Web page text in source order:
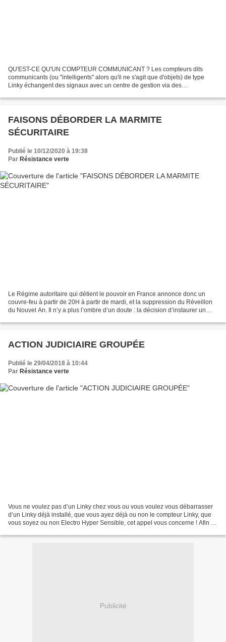
QU'EST-CE QU'UN COMPTEUR COMMUNICANT ? Les compteurs dits
communicants (ou "intelligents" alors qu'il ne s'agit que d'objets) de type
Linky échangent des signaux avec un centre de gestion via des
FAISONS DÉBORDER LA MARMITE
SÉCURITAIRE
Publié le 10/12/2020 à 19:38
Par Résistance verte
Le Régime autoritaire qui détient le pouvoir en France annonce donc un
couvre-feu à partir de 20H à partir de mardi, et la suppression du Réveillon
du Nouvel An. Il n’y a plus l’ombre d’un doute : la décision d’instaurer un
ACTION JUDICIAIRE GROUPÉE
Publié le 29/04/2018 à 10:44
Par Résistance verte
Vous ne voulez pas d’un Linky chez vous ou vous voulez vous débarrasser
d’un Linky déjà installé, que vous ayez déjà ou non le compteur Linky, que
vous soyez ou non Electro Hyper Sensible, cet appel vous concerne ! Afin de
Publicité